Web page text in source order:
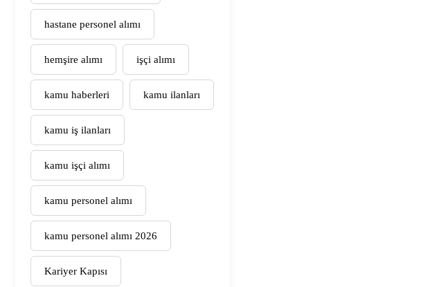
hastane personel alımı
hemşire alımı işçi alımı
kamu haberleri kamu ilanları
kamu iş ilanları
kamu işçi alımı
kamu personel alımı
kamu personel alımı 2026
Kariyer Kapısı